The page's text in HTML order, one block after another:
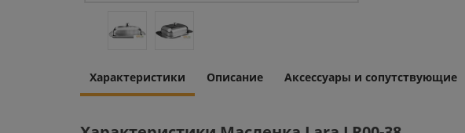
Характеристики Описание Аксессуары и сопутствующие